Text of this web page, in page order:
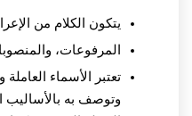
يتكون الكلام من
المرفوعات،
تعتبر الأسماء
وتوصف به بالأساليب